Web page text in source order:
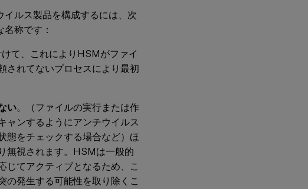
ルス製品を構成するには、次
称です：
て、これによりHSMがファイ
されてないプロセスにより最初
い。（ファイルの実行または作
ャンするようにアンチウイルス
態をチェックする場合など）ほ
無視されます。HSMは一般的
じてアクティブとなるため、こ
の発生する可能性を取り除くこ